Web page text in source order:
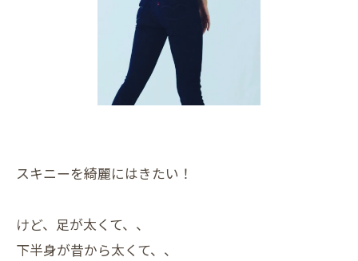
スキニーを綺麗にはきたい！
けど、足が太くて、、
下半身が昔から太くて、、